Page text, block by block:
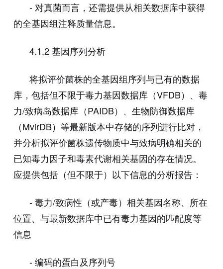
- 对真菌而言，还需提供从相关数据库中获得
的全基因组注释质量信息。
4.1.2 基因序列分析
将拟评价菌株的全基因组序列与已有的数据
库，包括但不限于毒力基因数据库（VFDB）、毒
力/致病岛数据库（PAIDB）、生物防御数据库
（MvirDB）等最新版本中存储的序列进行比对，
并分析拟评价菌株遗传物质中与致病明确相关的
已知毒力因子和毒素代谢相关基因的存在情况。
应提供包括（但不限于）以下信息的分析报告：
- 毒力/致病性（或产毒）相关基因名称、所在
位置、与最新数据库中已有毒力基因的匹配度等
信息
- 编码的蛋白及序列号